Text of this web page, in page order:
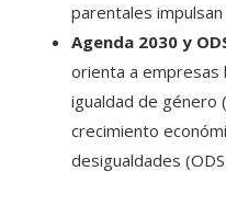
parentales
Agenda 2030 y
orienta a empresas
igualdad de género
crecimiento
desigualdades